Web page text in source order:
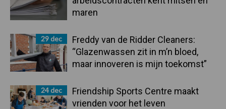
maren
29 dec
Freddy van de Ridder Cleaners:
“Glazenwassen zit in m’n bloed,
maar innoveren is mijn toekomst”
24 dec
Friendship Sports Centre maakt
vrienden voor het leven